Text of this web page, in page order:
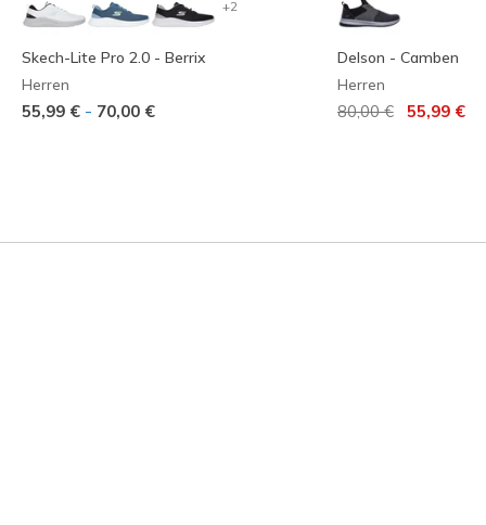
+2
Skech-Lite Pro 2.0 - Berrix
Herren
55,99 € - 70,00 €
Delson - Camben
Herren
Reduziert von
80,00 €auf55,99 €